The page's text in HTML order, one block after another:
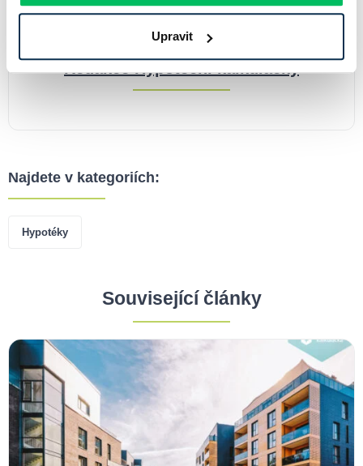
Upravit
Redakce Hypoteční kalkulačky
Najdete v kategoriích:
Hypotéky
Související články